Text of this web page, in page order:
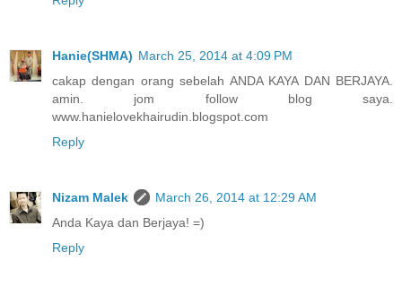
Hanie(SHMA) March 25, 2014 at 4:09 PM
cakap dengan orang sebelah ANDA KAYA DAN BERJAYA.
amin. jom follow blog saya.
www.hanielovekhairudin.blogspot.com
Reply
Nizam Malek
March 26, 2014 at 12:29 AM
Anda Kaya dan Berjaya! =)
Reply